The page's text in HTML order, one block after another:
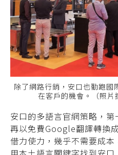
除了網路行銷，安口也勤跑國
在客戶的機會。（照片
安口的多語言官網策略，第
再以免費Google翻譯轉換
借力使力，幾乎不需要成本